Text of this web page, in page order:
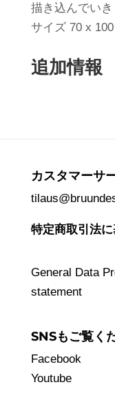
描き込んでい
サイズ 70 x
追加情報
カスタマーサ
特定商取引法
General Data
statement
SNSもご覧く
Facebook
Youtube